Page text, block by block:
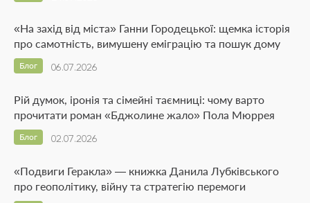
«На захід від міста» Ганни Городецької: щемка історія
про самотність, вимушену еміграцію та пошук дому
06.07.2026
Блог
Рій думок, іронія та сімейні таємниці: чому варто
прочитати роман «Бджолине жало» Пола Мюррея
02.07.2026
Блог
«Подвиги Геракла» — книжка Данила Лубківського
про геополітику, війну та стратегію перемоги